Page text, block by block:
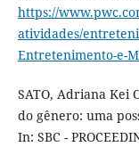
https://
atividades/
Entretenimento-e-
SATO, Adriana Kei
do gênero: uma
In: SBC -